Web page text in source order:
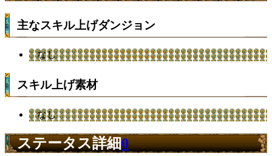
主なスキル上げダンジョン
なし
スキル上げ素材
なし
ステータス詳細0